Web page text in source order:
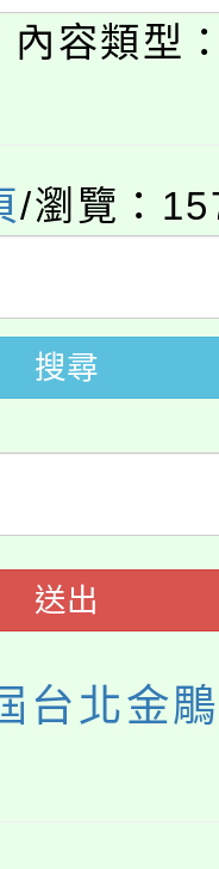
29、30在
，桃園電
運動會8/
池舉行。
戶享有免
低收入戶
情可洽有
及科技
習
及科技中
案入校路
育專業人
容類型
/瀏覽：
搜尋
送出
台北金